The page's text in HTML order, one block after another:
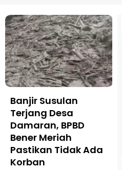
Banjir Susulan
Terjang Desa
Damaran, BPBD
Bener Meriah
Pastikan Tidak Ada
Korban